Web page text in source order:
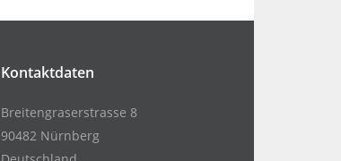
Kontaktdaten
Breitengraserstrasse 8
90482 Nürnberg